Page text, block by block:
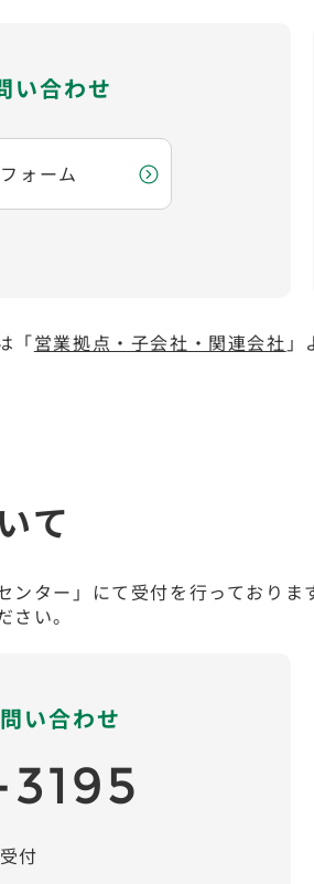
い合わせ
ォーム
「営業拠点・子会社・関連会社 」
て
ター」にて受付を行っておりま
い。
い合わせ
付